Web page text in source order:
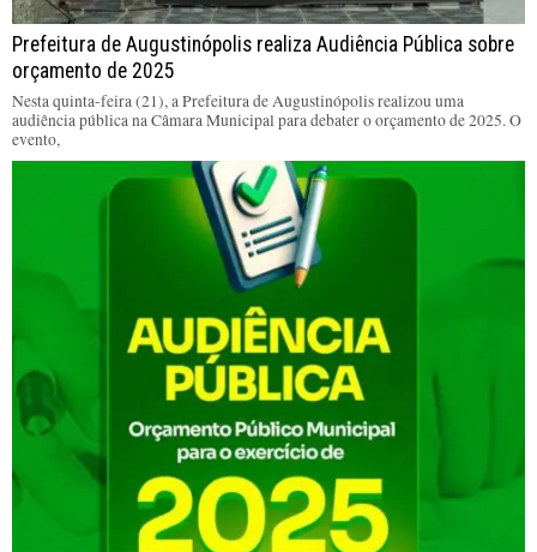
Prefeitura de Augustinópolis realiza Audiência Pública sobre
orçamento de 2025
Nesta quinta-feira (21), a Prefeitura de Augustinópolis realizou uma
audiência pública na Câmara Municipal para debater o orçamento de 2025. O
evento,